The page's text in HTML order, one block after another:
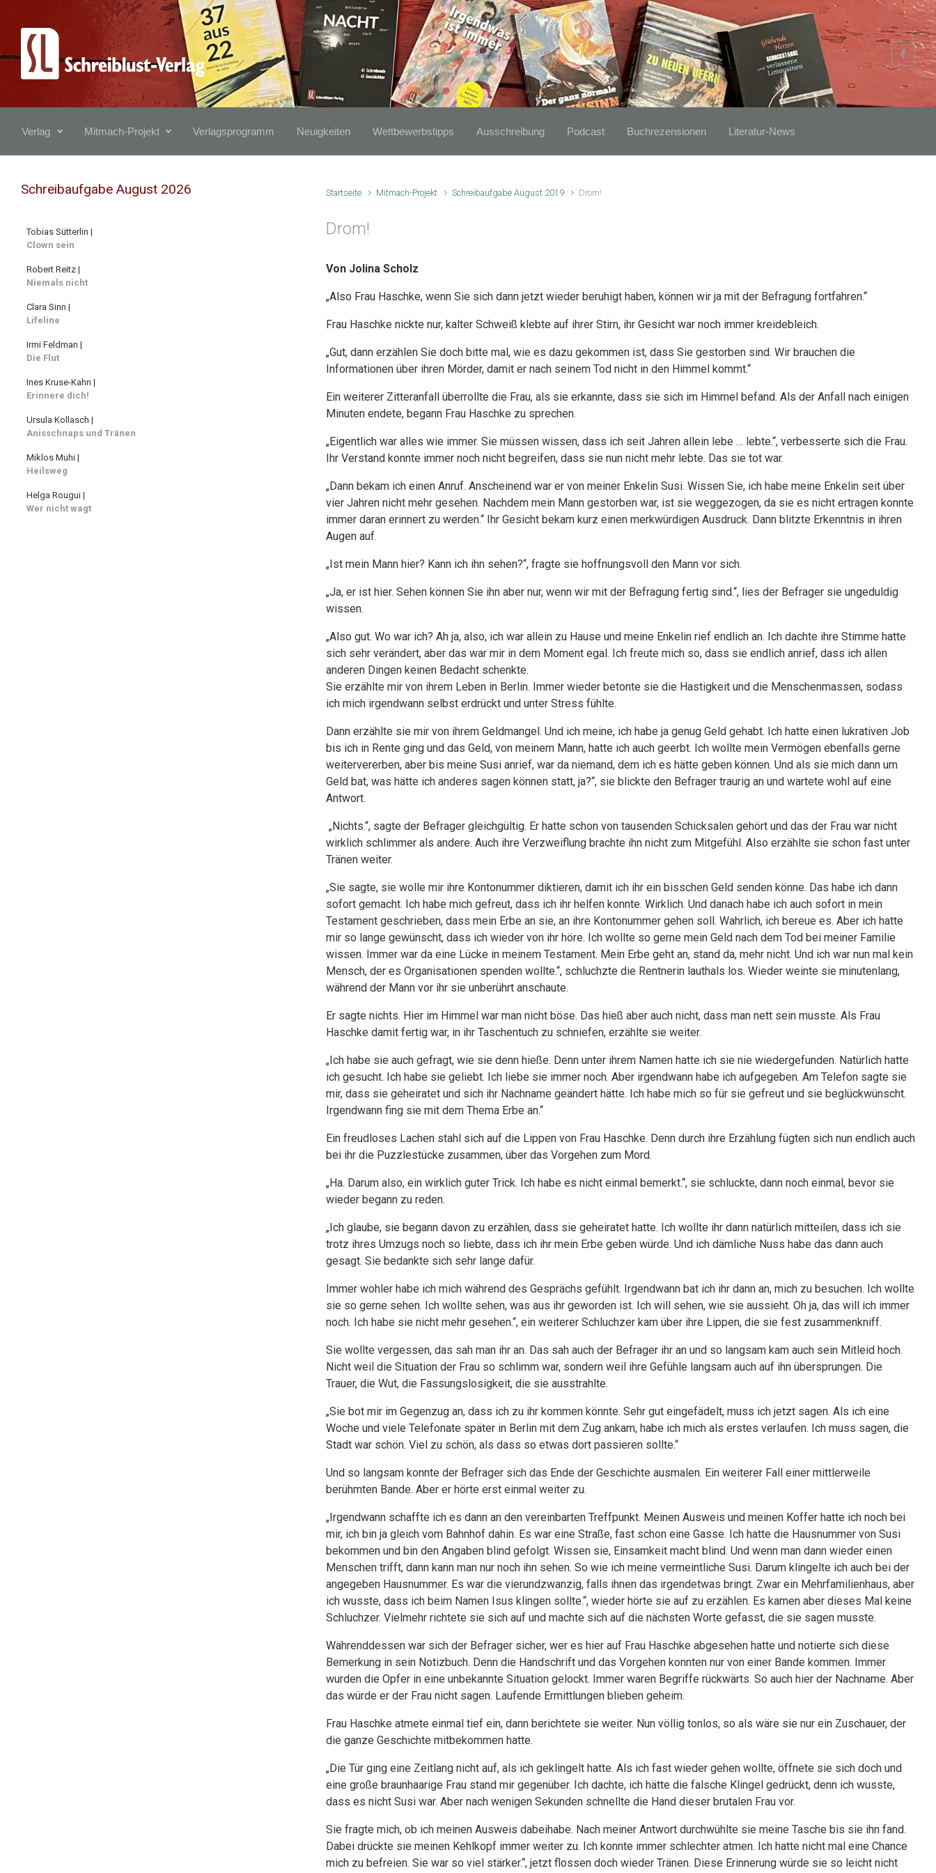
Zum Hauptinhalt springen
Verlag Mitmach-Projekt Verlagsprogramm Neuigkeiten Wettbewerbstipps Ausschreibung Podcast Buchrezensionen Literatur-News
Startseite Mitmach-Projekt Schreibaufgabe August 2019 Drom!
Drom!
Von Jolina Scholz
„Also Frau Haschke, wenn Sie sich dann jetzt wieder beruhigt haben, können wir ja mit der Befragung fortfahren.“
Frau Haschke nickte nur, kalter Schweiß klebte auf ihrer Stirn, ihr Gesicht war noch immer kreidebleich.
„Gut, dann erzählen Sie doch bitte mal, wie es dazu gekommen ist, dass Sie gestorben sind. Wir brauchen die
Informationen über ihren Mörder, damit er nach seinem Tod nicht in den Himmel kommt.“
Ein weiterer Zitteranfall überrollte die Frau, als sie erkannte, dass sie sich im Himmel befand. Als der Anfall nach einigen
Minuten endete, begann Frau Haschke zu sprechen.
„Eigentlich war alles wie immer. Sie müssen wissen, dass ich seit Jahren allein lebe … lebte.“, verbesserte sich die Frau.
Ihr Verstand konnte immer noch nicht begreifen, dass sie nun nicht mehr lebte. Das sie tot war.
„Dann bekam ich einen Anruf. Anscheinend war er von meiner Enkelin Susi. Wissen Sie, ich habe meine Enkelin seit über
vier Jahren nicht mehr gesehen. Nachdem mein Mann gestorben war, ist sie weggezogen, da sie es nicht ertragen konnte
immer daran erinnert zu werden.“ Ihr Gesicht bekam kurz einen merkwürdigen Ausdruck. Dann blitzte Erkenntnis in ihren
Augen auf.
„Ist mein Mann hier? Kann ich ihn sehen?“, fragte sie hoffnungsvoll den Mann vor sich.
„Ja, er ist hier. Sehen können Sie ihn aber nur, wenn wir mit der Befragung fertig sind.“, lies der Befrager sie ungeduldig
wissen.
„Also gut. Wo war ich? Ah ja, also, ich war allein zu Hause und meine Enkelin rief endlich an. Ich dachte ihre Stimme hatte
sich sehr verändert, aber das war mir in dem Moment egal. Ich freute mich so, dass sie endlich anrief, dass ich allen
anderen Dingen keinen Bedacht schenkte.
Sie erzählte mir von ihrem Leben in Berlin. Immer wieder betonte sie die Hastigkeit und die Menschenmassen, sodass
ich mich irgendwann selbst erdrückt und unter Stress fühlte.
Dann erzählte sie mir von ihrem Geldmangel. Und ich meine, ich habe ja genug Geld gehabt. Ich hatte einen lukrativen Job
bis ich in Rente ging und das Geld, von meinem Mann, hatte ich auch geerbt. Ich wollte mein Vermögen ebenfalls gerne
weitervererben, aber bis meine Susi anrief, war da niemand, dem ich es hätte geben können. Und als sie mich dann um
Geld bat, was hätte ich anderes sagen können statt, ja?“, sie blickte den Befrager traurig an und wartete wohl auf eine
Antwort.
„Nichts.“, sagte der Befrager gleichgültig. Er hatte schon von tausenden Schicksalen gehört und das der Frau war nicht
wirklich schlimmer als andere. Auch ihre Verzweiflung brachte ihn nicht zum Mitgefühl. Also erzählte sie schon fast unter
Tränen weiter.
„Sie sagte, sie wolle mir ihre Kontonummer diktieren, damit ich ihr ein bisschen Geld senden könne. Das habe ich dann
sofort gemacht. Ich habe mich gefreut, dass ich ihr helfen konnte. Wirklich. Und danach habe ich auch sofort in mein
Testament geschrieben, dass mein Erbe an sie, an ihre Kontonummer gehen soll. Wahrlich, ich bereue es. Aber ich hatte
mir so lange gewünscht, dass ich wieder von ihr höre. Ich wollte so gerne mein Geld nach dem Tod bei meiner Familie
wissen. Immer war da eine Lücke in meinem Testament. Mein Erbe geht an, stand da, mehr nicht. Und ich war nun mal kein
Mensch, der es Organisationen spenden wollte.“, schluchzte die Rentnerin lauthals los. Wieder weinte sie minutenlang,
während der Mann vor ihr sie unberührt anschaute.
Er sagte nichts. Hier im Himmel war man nicht böse. Das hieß aber auch nicht, dass man nett sein musste. Als Frau
Haschke damit fertig war, in ihr Taschentuch zu schniefen, erzählte sie weiter.
„Ich habe sie auch gefragt, wie sie denn hieße. Denn unter ihrem Namen hatte ich sie nie wiedergefunden. Natürlich hatte
ich gesucht. Ich habe sie geliebt. Ich liebe sie immer noch. Aber irgendwann habe ich aufgegeben. Am Telefon sagte sie
mir, dass sie geheiratet und sich ihr Nachname geändert hätte. Ich habe mich so für sie gefreut und sie beglückwünscht.
Irgendwann fing sie mit dem Thema Erbe an.“
Ein freudloses Lachen stahl sich auf die Lippen von Frau Haschke. Denn durch ihre Erzählung fügten sich nun endlich auch
bei ihr die Puzzlestücke zusammen, über das Vorgehen zum Mord.
„Ha. Darum also, ein wirklich guter Trick. Ich habe es nicht einmal bemerkt.“, sie schluckte, dann noch einmal, bevor sie
wieder begann zu reden.
„Ich glaube, sie begann davon zu erzählen, dass sie geheiratet hatte. Ich wollte ihr dann natürlich mitteilen, dass ich sie
trotz ihres Umzugs noch so liebte, dass ich ihr mein Erbe geben würde. Und ich dämliche Nuss habe das dann auch
gesagt. Sie bedankte sich sehr lange dafür.
Immer wohler habe ich mich während des Gesprächs gefühlt. Irgendwann bat ich ihr dann an, mich zu besuchen. Ich wollte
sie so gerne sehen. Ich wollte sehen, was aus ihr geworden ist. Ich will sehen, wie sie aussieht. Oh ja, das will ich immer
noch. Ich habe sie nicht mehr gesehen.“, ein weiterer Schluchzer kam über ihre Lippen, die sie fest zusammenkniff.
Sie wollte vergessen, das sah man ihr an. Das sah auch der Befrager ihr an und so langsam kam auch sein Mitleid hoch.
Nicht weil die Situation der Frau so schlimm war, sondern weil ihre Gefühle langsam auch auf ihn übersprungen. Die
Trauer, die Wut, die Fassungslosigkeit, die sie ausstrahlte.
„Sie bot mir im Gegenzug an, dass ich zu ihr kommen könnte. Sehr gut eingefädelt, muss ich jetzt sagen. Als ich eine
Woche und viele Telefonate später in Berlin mit dem Zug ankam, habe ich mich als erstes verlaufen. Ich muss sagen, die
Stadt war schön. Viel zu schön, als dass so etwas dort passieren sollte.“
Und so langsam konnte der Befrager sich das Ende der Geschichte ausmalen. Ein weiterer Fall einer mittlerweile
berühmten Bande. Aber er hörte erst einmal weiter zu.
„Irgendwann schaffte ich es dann an den vereinbarten Treffpunkt. Meinen Ausweis und meinen Koffer hatte ich noch bei
mir, ich bin ja gleich vom Bahnhof dahin. Es war eine Straße, fast schon eine Gasse. Ich hatte die Hausnummer von Susi
bekommen und bin den Angaben blind gefolgt. Wissen sie, Einsamkeit macht blind. Und wenn man dann wieder einen
Menschen trifft, dann kann man nur noch ihn sehen. So wie ich meine vermeintliche Susi. Darum klingelte ich auch bei der
angegeben Hausnummer. Es war die vierundzwanzig, falls ihnen das irgendetwas bringt. Zwar ein Mehrfamilienhaus, aber
ich wusste, dass ich beim Namen Isus klingen sollte.“, wieder hörte sie auf zu erzählen. Es kamen aber dieses Mal keine
Schluchzer. Vielmehr richtete sie sich auf und machte sich auf die nächsten Worte gefasst, die sie sagen musste.
Währenddessen war sich der Befrager sicher, wer es hier auf Frau Haschke abgesehen hatte und notierte sich diese
Bemerkung in sein Notizbuch. Denn die Handschrift und das Vorgehen konnten nur von einer Bande kommen. Immer
wurden die Opfer in eine unbekannte Situation gelockt. Immer waren Begriffe rückwärts. So auch hier der Nachname. Aber
das würde er der Frau nicht sagen. Laufende Ermittlungen blieben geheim.
Frau Haschke atmete einmal tief ein, dann berichtete sie weiter. Nun völlig tonlos, so als wäre sie nur ein Zuschauer, der
die ganze Geschichte mitbekommen hatte.
„Die Tür ging eine Zeitlang nicht auf, als ich geklingelt hatte. Als ich fast wieder gehen wollte, öffnete sie sich doch und
eine große braunhaarige Frau stand mir gegenüber. Ich dachte, ich hätte die falsche Klingel gedrückt, denn ich wusste,
dass es nicht Susi war. Aber nach wenigen Sekunden schnellte die Hand dieser brutalen Frau vor.
Sie fragte mich, ob ich meinen Ausweis dabeihabe. Nach meiner Antwort durchwühlte sie meine Tasche bis sie ihn fand.
Dabei drückte sie meinen Kehlkopf immer weiter zu. Ich konnte immer schlechter atmen. Ich hatte nicht mal eine Chance
mich zu befreien. Sie war so viel stärker.“, jetzt flossen doch wieder Tränen. Diese Erinnerung würde sie so leicht nicht
Schreibaufgabe August 2026
Tobias Sütterlin |
Clown sein
Robert Reitz |
Niemals nicht
Clara Sinn |
Lifeline
Irmi Feldman |
Die Flut
Ines Kruse-Kahn |
Erinnere dich!
Ursula Kollasch |
Anisschnaps und Tränen
Miklos Muhi |
Heilsweg
Helga Rougui |
Wer nicht wagt